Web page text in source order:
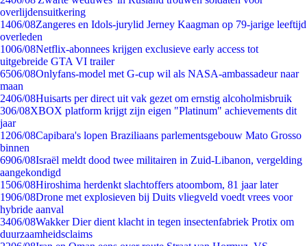
overlijdensuitkering
1406/08Zangeres en Idols-jurylid Jerney Kaagman op 79-jarige leeftijd
overleden
1006/08Netflix-abonnees krijgen exclusieve early access tot
uitgebreide GTA VI trailer
6506/08Onlyfans-model met G-cup wil als NASA-ambassadeur naar
maan
2406/08Huisarts per direct uit vak gezet om ernstig alcoholmisbruik
306/08XBOX platform krijgt zijn eigen "Platinum" achievements dit
jaar
1206/08Capibara's lopen Braziliaans parlementsgebouw Mato Grosso
binnen
6906/08Israël meldt dood twee militairen in Zuid-Libanon, vergelding
aangekondigd
1506/08Hiroshima herdenkt slachtoffers atoombom, 81 jaar later
1906/08Drone met explosieven bij Duits vliegveld voedt vrees voor
hybride aanval
3406/08Wakker Dier dient klacht in tegen insectenfabriek Protix om
duurzaamheidsclaims